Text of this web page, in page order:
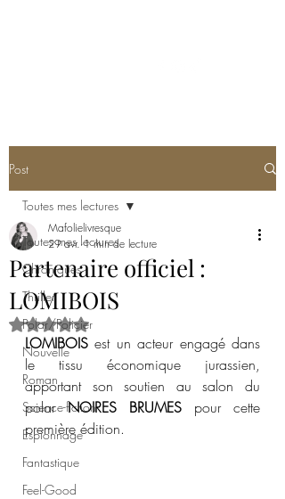
Post
Toutes mes lectures
Chroniques
Thriller
Polar/Policier
Nouvelle
Roman
Science-fiction
Espionnage
Fantastique
Feel-Good
Toutes mes lectures
Partenaire officiel :
LOMIBOIS
Mafolielivresque
29 avr. 1 min de lecture
Noté NaN étoiles sur 5.
LOMIBOIS est un acteur engagé dans
le tissu économique jurassien,
apportant son soutien au salon du
polar NOIRES BRUMES pour cette
première édition.